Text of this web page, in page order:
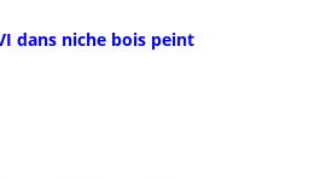
dans niche bois peint